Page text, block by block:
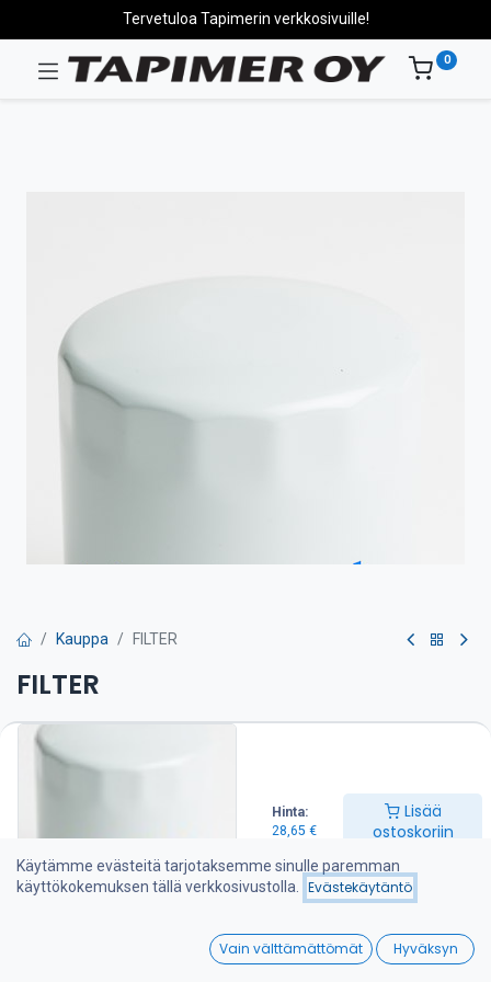
Hinta:
28,65 €
Lisää
ostoskoriin
Wishlist
Tervetuloa Tapimerin verkkosivuille!
0
Kauppa FILTER
FILTER
Öljynsuodatin on suositeltava vaihtaa kerran vuodessa
€
Lisää ostoskoriin
Lisää toivelistalle
Käytämme evästeitä tarjotaksemme sinulle paremman
käyttökokemuksen tällä verkkosivustolla.
Evästekäytäntö
Vain välttämättömät Hyväksyn